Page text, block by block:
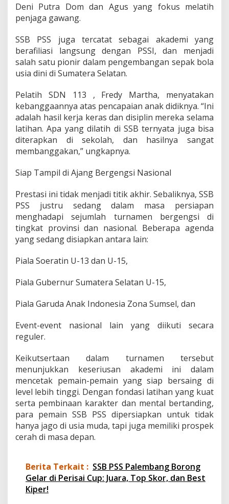
Deni Putra Dom dan Agus yang fokus melatih
penjaga gawang.
SSB PSS juga tercatat sebagai akademi yang
berafiliasi langsung dengan PSSI, dan menjadi
salah satu pionir dalam pengembangan sepak bola
usia dini di Sumatera Selatan.
Pelatih SDN 113 , Fredy Martha, menyatakan
kebanggaannya atas pencapaian anak didiknya. “Ini
adalah hasil kerja keras dan disiplin mereka selama
latihan. Apa yang dilatih di SSB ternyata juga bisa
diterapkan di sekolah, dan hasilnya sangat
membanggakan,” ungkapnya.
Siap Tampil di Ajang Bergengsi Nasional
Prestasi ini tidak menjadi titik akhir. Sebaliknya, SSB
PSS justru sedang dalam masa persiapan
menghadapi sejumlah turnamen bergengsi di
tingkat provinsi dan nasional. Beberapa agenda
yang sedang disiapkan antara lain:
Piala Soeratin U-13 dan U-15,
Piala Gubernur Sumatera Selatan U-15,
Piala Garuda Anak Indonesia Zona Sumsel, dan
Event-event nasional lain yang diikuti secara
reguler.
Keikutsertaan dalam turnamen tersebut
menunjukkan keseriusan akademi ini dalam
mencetak pemain-pemain yang siap bersaing di
level lebih tinggi. Dengan fondasi latihan yang kuat
serta pembinaan karakter dan mental bertanding,
para pemain SSB PSS dipersiapkan untuk tidak
hanya jago di usia muda, tapi juga memiliki prospek
cerah di masa depan.
Berita Terkait : SSB PSS Palembang Borong
Gelar di Perisai Cup: Juara, Top Skor, dan Best
Kiper!